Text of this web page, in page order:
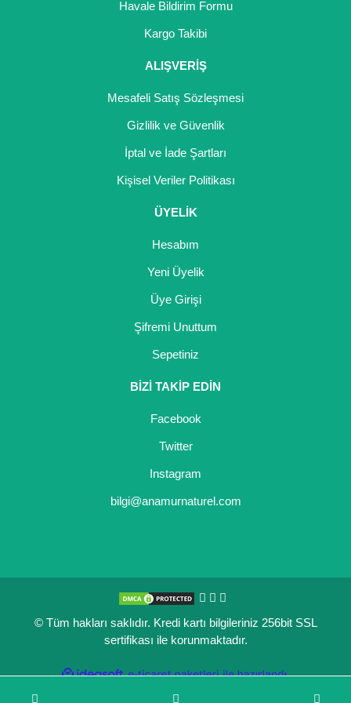
Gönder
Havale Bildirim Formu
Kargo Takibi
ALIŞVERİŞ
Mesafeli Satış Sözleşmesi
Gizlilik ve Güvenlik
İptal ve İade Şartları
Kişisel Veriler Politikası
ÜYELİK
Hesabım
Yeni Üyelik
Üye Girişi
Şifremi Unuttum
Sepetiniz
BİZİ TAKİP EDİN
Facebook
Twitter
Instagram
bilgi@anamurnaturel.com
© Tüm hakları saklıdır. Kredi kartı bilgileriniz 256bit SSL
sertifikası ile korunmaktadır.
ideasoft
e-
ile